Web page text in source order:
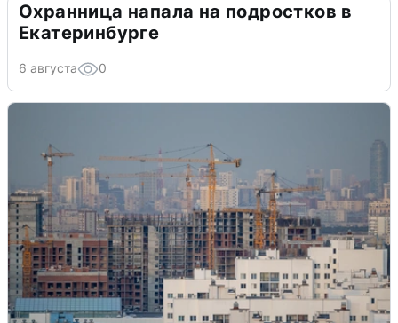
Охранница напала на подростков в
Екатеринбурге
6 августа 0